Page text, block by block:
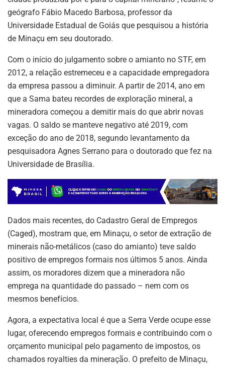
geógrafo Fábio Macedo Barbosa, professor da
Universidade Estadual de Goiás que pesquisou a história
de Minaçu em seu doutorado.
Com o início do julgamento sobre o amianto no STF, em
2012, a relação estremeceu e a capacidade empregadora
da empresa passou a diminuir. A partir de 2014, ano em
que a Sama bateu recordes de exploração mineral, a
mineradora começou a demitir mais do que abrir novas
vagas. O saldo se manteve negativo até 2019, com
exceção do ano de 2018, segundo levantamento da
pesquisadora Agnes Serrano para o doutorado que fez na
Universidade de Brasília.
Dados mais recentes, do Cadastro Geral de Empregos
(Caged), mostram que, em Minaçu, o setor de extração de
minerais não-metálicos (caso do amianto) teve saldo
positivo de empregos formais nos últimos 5 anos. Ainda
assim, os moradores dizem que a mineradora não
emprega na quantidade do passado – nem com os
mesmos benefícios.
Agora, a expectativa local é que a Serra Verde ocupe esse
lugar, oferecendo empregos formais e contribuindo com o
orçamento municipal pelo pagamento de impostos, os
chamados royalties da mineração. O prefeito de Minaçu,
brasileiro.